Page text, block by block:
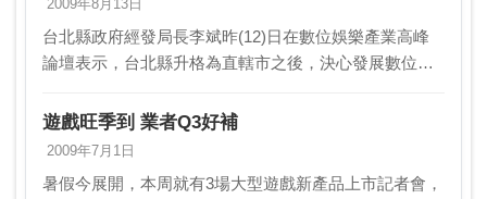
2009年8月13日
台北縣政府經發局長李斌昨(12)日在數位娛樂產業高峰
論壇表示，台北縣升格為直轄市之後，決心發展數位內
果台灣有國際級的數位內容園區，該公司將有興趣…
遊戲旺季到 業者Q3好補
2009年7月1日
暑假今展開，本周就有3場大型遊戲新產品上市記者會，